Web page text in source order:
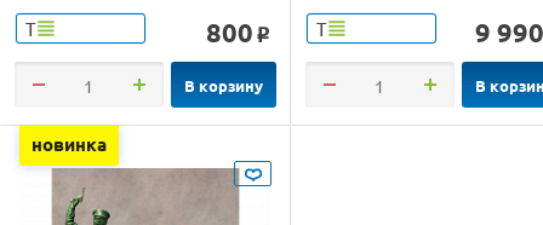
Т 800 o
В корзину
Т 9 990
В
новинка